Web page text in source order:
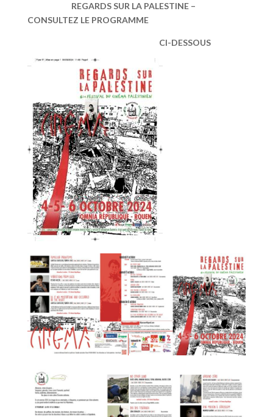
REGARDS SUR LA PALESTINE –
CONSULTEZ LE PROGRAMME
CI-DESSOUS